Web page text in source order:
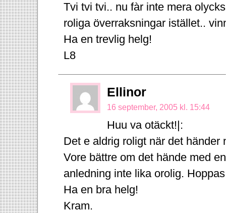
Tvi tvi tvi.. nu fàr inte mera
roliga överraksningar istället..
Ha en trevlig helg!
L8
Ellinor
16 september, 2005 kl. 15:44
Huu va otäckt!|:
Det e aldrig roligt när det
Vore bättre om det hände med
anledning inte lika orolig.
Ha en bra helg!
Kram.